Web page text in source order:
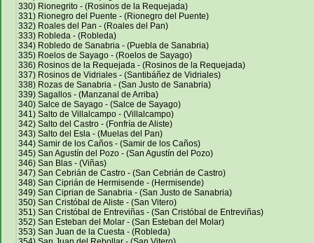
330) Rionegrito - (Rosinos de la Requejada)
331) Rionegro del Puente - (Rionegro del Puente)
332) Roales del Pan - (Roales del Pan)
333) Robleda - (Robleda)
334) Robledo de Sanabria - (Puebla de Sanabria)
335) Roelos de Sayago - (Roelos de Sayago)
336) Rosinos de la Requejada - (Rosinos de la Requejada)
337) Rosinos de Vidriales - (Santibáñez de Vidriales)
338) Rozas de Sanabria - (San Justo de Sanabria)
339) Sagallos - (Manzanal de Arriba)
340) Salce de Sayago - (Salce de Sayago)
341) Salto de Villalcampo - (Villalcampo)
342) Salto del Castro - (Fonfría de Aliste)
343) Salto del Esla - (Muelas del Pan)
344) Samir de los Caños - (Samir de los Caños)
345) San Agustín del Pozo - (San Agustín del Pozo)
346) San Blas - (Viñas)
347) San Cebrián de Castro - (San Cebrián de Castro)
348) San Ciprián de Hermisende - (Hermisende)
349) San Ciprian de Sanabria - (San Justo de Sanabria)
350) San Cristóbal de Aliste - (San Vitero)
351) San Cristóbal de Entreviñas - (San Cristóbal de Entreviñas)
352) San Esteban del Molar - (San Esteban del Molar)
353) San Juan de la Cuesta - (Robleda)